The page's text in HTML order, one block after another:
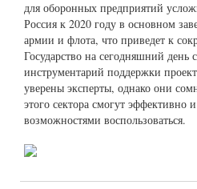
для оборонных предприятий
Россия к 2020 году в основном
армии и флота, что приведет к
Государство на сегодняшний день
инструментарий поддержки
уверены эксперты, однако они
этого сектора смогут эффективно
возможностями воспользоваться.